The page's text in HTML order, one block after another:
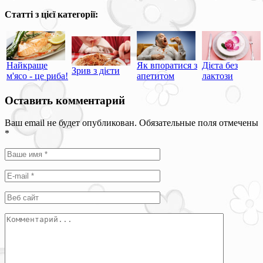
Статті з цієї категорії:
Найкраще
м'ясо - це риба!
Зрив з дієти
Як впоратися з
апетитом
Дієта без
лактози
Оставить комментарий
Ваш email не будет опубликован. Обязательные поля отмечены
*